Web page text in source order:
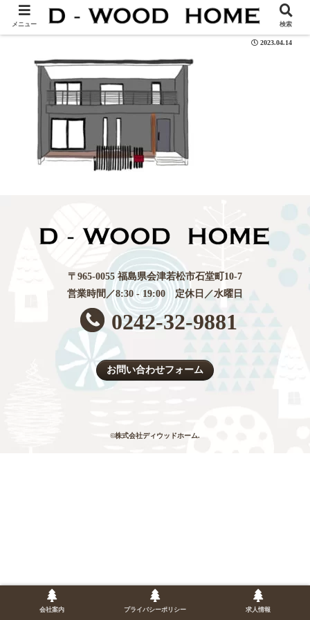
luster-104s
2023.04.14
〒965-0055 福島県会津若松市石堂町10-7
営業時間／8:30 - 19:00 定休日／水曜日
0242-32-9881
お問い合わせフォーム
©株式会社ディウッドホーム.
メニュー 検索
会社案内 プライバシーポリシー 求人情報